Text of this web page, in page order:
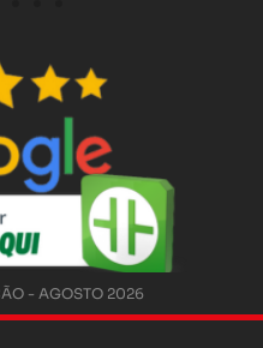
- AGOSTO 2026